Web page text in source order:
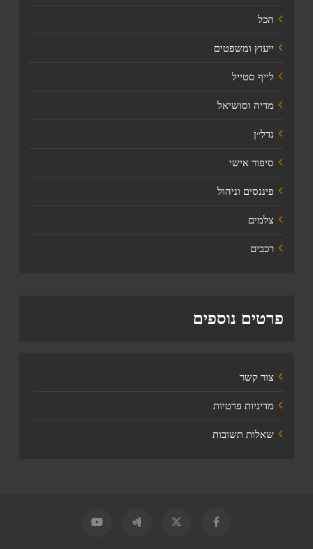
הכל
ייעוץ ומשפטים
לייף סטייל
מדיה וסושיאל
נדל׳׳ן
סיפור אישי
פיננסים וניהול
צלמים
רכבים
פרטים נוספים
צור קשר
מדיניות פרטיות
שאלות תשובות